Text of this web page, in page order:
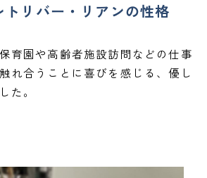
トリバー・リアンの性格
育園や高齢者施設訪問などの仕事
れ合うことに喜びを感じる、優し
た。